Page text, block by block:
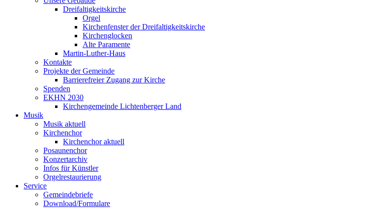
Dreifaltigkeitskirche
Orgel
Kirchenfenster der Dreifaltigkeitskirche
Kirchenglocken
Alte Paramente
Martin-Luther-Haus
Kontakte
Projekte der Gemeinde
Barrierefreier Zugang zur Kirche
Spenden
EKHN 2030
Kirchengemeinde Lichtenberger Land
Musik
Musik aktuell
Kirchenchor
Kirchenchor aktuell
Posaunenchor
Konzertarchiv
Infos für Künstler
Orgelrestaurierung
Service
Gemeindebriefe
Download/Formulare